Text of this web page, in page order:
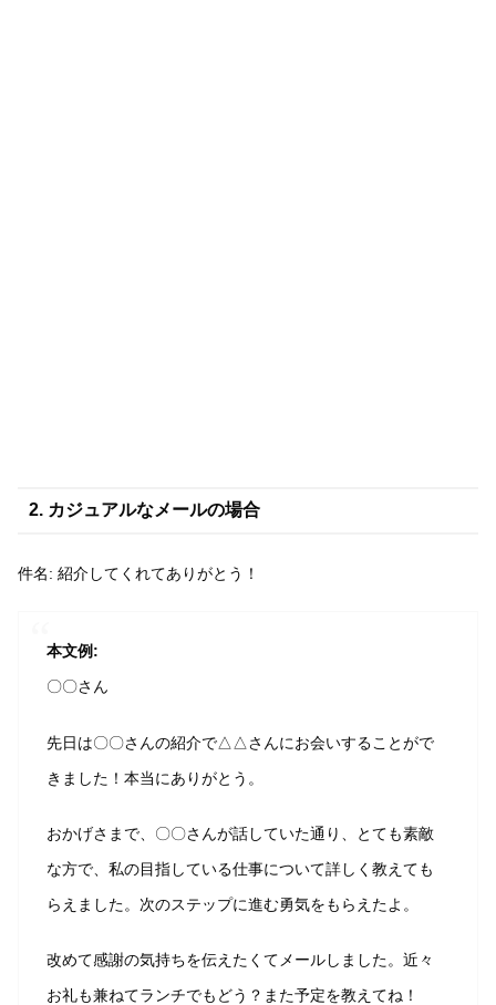
2. カジュアルなメールの場合
件名: 紹介してくれてありがとう！
本文例:
〇〇さん
先日は〇〇さんの紹介で△△さんにお会いすることがで
きました！本当にありがとう。
おかげさまで、〇〇さんが話していた通り、とても素敵
な方で、私の目指している仕事について詳しく教えても
らえました。次のステップに進む勇気をもらえたよ。
改めて感謝の気持ちを伝えたくてメールしました。近々
お礼も兼ねてランチでもどう？また予定を教えてね！